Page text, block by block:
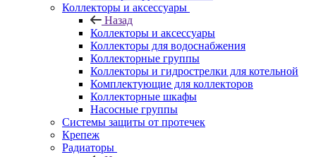
Коллекторы и аксессуары
Назад
Коллекторы и аксессуары
Коллекторы для водоснабжения
Коллекторные группы
Коллекторы и гидрострелки для котельной
Комплектующие для коллекторов
Коллекторные шкафы
Насосные группы
Системы защиты от протечек
Крепеж
Радиаторы